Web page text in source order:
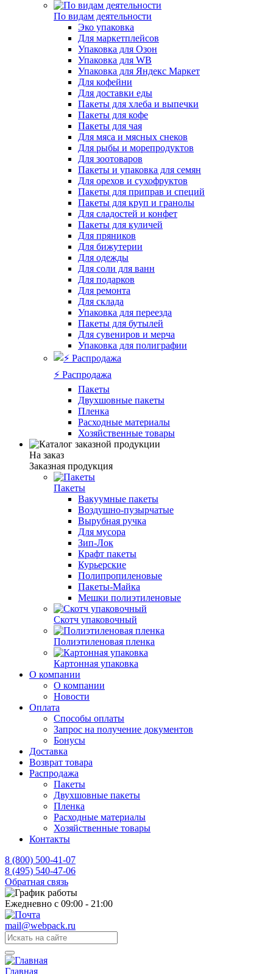
По видам деятельности
Эко упаковка
Для маркетплейсов
Упаковка для Озон
Упаковка для WB
Упаковка для Яндекс Маркет
Для кофейни
Для доставки еды
Пакеты для хлеба и выпечки
Пакеты для кофе
Пакеты для чая
Для мяса и мясных снеков
Для рыбы и морепродуктов
Для зоотоваров
Пакеты и упаковка для семян
Для орехов и сухофруктов
Пакеты для приправ и специй
Пакеты для круп и гранолы
Для сладостей и конфет
Пакеты для куличей
Для пряников
Для бижутерии
Для одежды
Для соли для ванн
Для подарков
Для ремонта
Для склада
Упаковка для переезда
Пакеты для бутылей
Для сувениров и мерча
Упаковка для полиграфии
⚡️ Распродажа
Пакеты
Двухшовные пакеты
Пленка
Расходные материалы
Хозяйственные товары
На заказ
Заказная продукция
Пакеты
Вакуумные пакеты
Воздушно-пузырчатые
Вырубная ручка
Для мусора
Зип-Лок
Крафт пакеты
Курьерские
Полипропиленовые
Пакеты-Майка
Мешки полиэтиленовые
Скотч упаковочный
Полиэтиленовая пленка
Картонная упаковка
О компании
О компании
Новости
Оплата
Способы оплаты
Запрос на получение документов
Бонусы
Доставка
Возврат товара
Распродажа
Пакеты
Двухшовные пакеты
Пленка
Расходные материалы
Хозяйственные товары
Контакты
8 (800) 500-41-07
8 (495) 540-47-06
Обратная связь
Ежедневно с 09:00 - 21:00
mail@webpack.ru
Главная